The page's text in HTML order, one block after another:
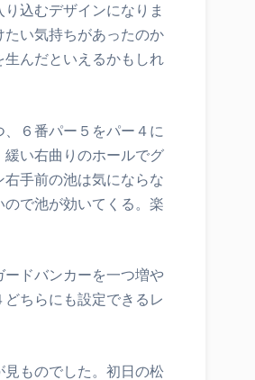
込むデザインになりま
い気持ちがあったのか
んだといえるかもしれ
６番パー５をパー４に
い右曲りのホールでグ
手前の池は気にならな
で池が効いてくる。楽
ドバンカーを一つ増や
ちらにも設定できるレ
ものでした。初日の松